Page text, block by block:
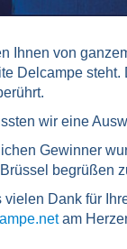
Ihnen von
Delcampe
wir eine
Gewinner
begrüßen
vielen Dank für
am